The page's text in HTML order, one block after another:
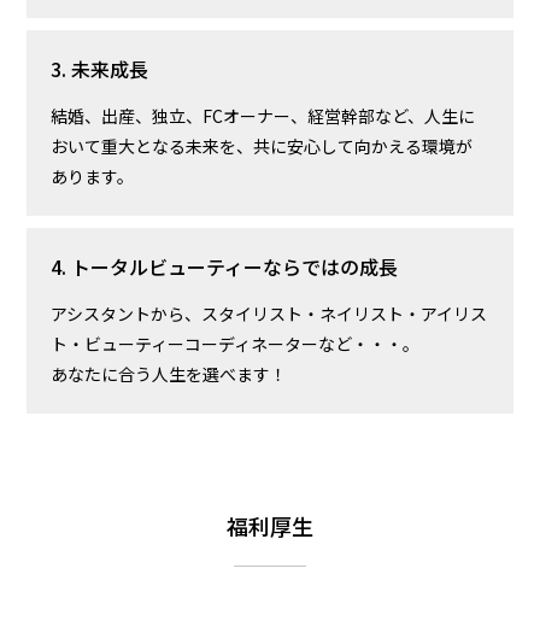
3. 未来成長
結婚、出産、独立、FCオーナー、経営幹部など、人生に
おいて重大となる未来を、共に安心して向かえる環境が
あります。
4. トータルビューティーならではの成長
アシスタントから、スタイリスト・ネイリスト・アイリス
ト・ビューティーコーディネーターなど・・・。
あなたに合う人生を選べます！
福利厚生